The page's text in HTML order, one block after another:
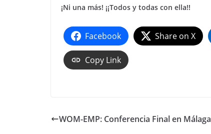
¡Ni una más! ¡¡Todos y todas con ella!!
Facebook Share on X
Copy Link
WOM-EMP: Conferencia Final en Málaga